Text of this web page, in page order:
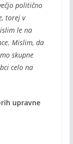
politično
torej v
le na
Mislim, da
skupne
celo na
upravne